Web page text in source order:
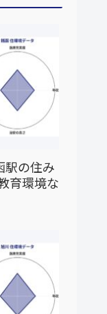
駅の住み
育環境な